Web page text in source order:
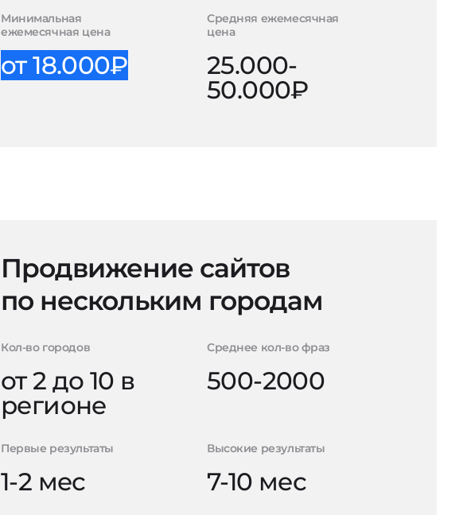
Минимальная
ежемесячная цена
от 18.000₽
Средняя ежемесячная
цена
25.000-
50.000₽
Продвижение сайтов
по нескольким городам
Кол-во городов
от 2 до 10 в
регионе
Среднее кол-во фраз
500-2000
Первые результаты
1-2 мес
Высокие результаты
7-10 мес